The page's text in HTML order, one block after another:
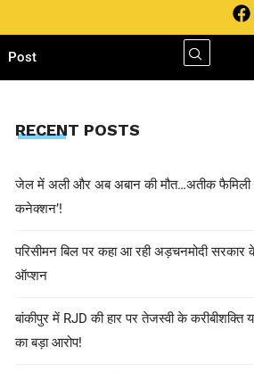
Post
RECENT POSTS
जेल में अली और अब अबान की मौत…अतीक फैमिली
कनेक्शन’!
परिसीमन बिल पर कहा आ रही अड़चनमोदी सरकार
ऑप्शन
बांकीपुर में RJD की हार पर तेजस्वी के करीबीशक्ति
का बड़ा आरोप!